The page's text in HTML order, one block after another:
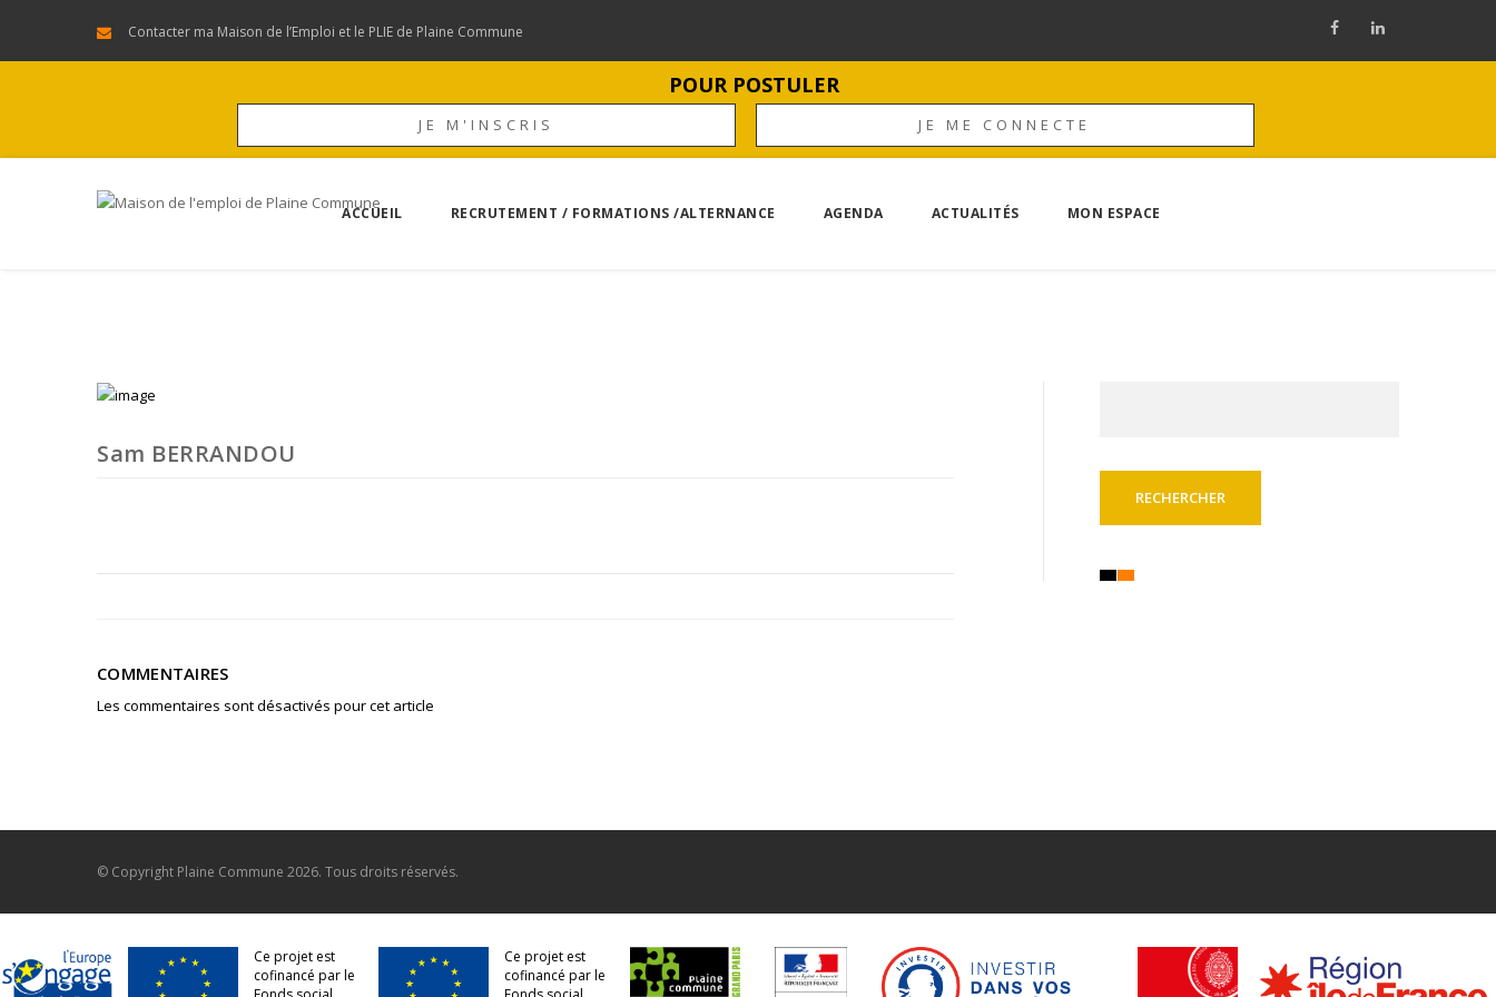
Contacter ma Maison de l’Emploi et le PLIE de Plaine Commune
POUR POSTULER
JE M'INSCRIS JE ME CONNECTE
ACCUEIL RECRUTEMENT / FORMATIONS /ALTERNANCE AGENDA ACTUALITÉS MON ESPACE
Sam BERRANDOU
COMMENTAIRES
Les commentaires sont désactivés pour cet article
© Copyright Plaine Commune 2026. Tous droits réservés.
Ce projet est
cofinancé par le
Ce projet est
cofinancé par le